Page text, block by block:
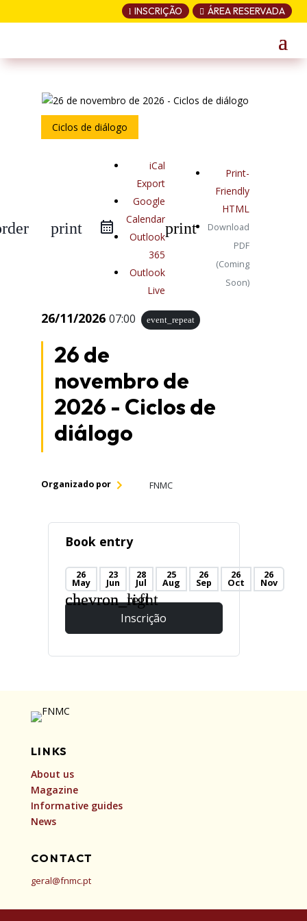
l INSCRIÇÃO  ÁREA RESERVADA
Ciclos de diálogo
print
iCal
Export
Google
Calendar
Outlook
365
Outlook
Live
print
Print-
Friendly
HTML
Download
PDF
(Coming
Soon)
26/11/2026 07:00 event_repeat
26 de
novembro de
2026 - Ciclos de
diálogo
Organizado por FNMC
Book entry
26
May
23
Jun
28
Jul
25
Aug
26
Sep
26
Oct
26
Nov
chevron_left
chevron_right
Inscrição
LINKS
About us
Magazine
Informative guides
News
CONTACT
geral@fnmc.pt